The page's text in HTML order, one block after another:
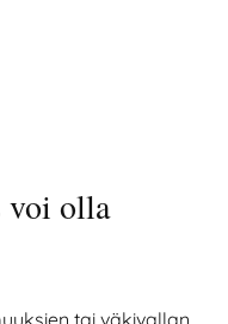
voi olla
tai väkivallan